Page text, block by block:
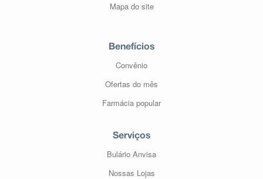
Mapa do site
Benefícios
Convênio
Ofertas do mês
Farmácia popular
Serviços
Bulário Anvisa
Nossas Lojas